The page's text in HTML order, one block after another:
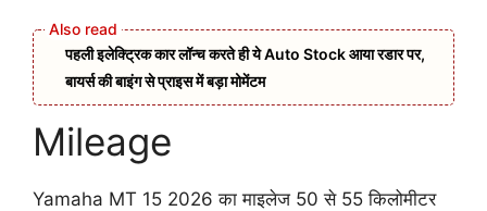
पहली इलेक्ट्रिक कार लॉन्च करते ही ये Auto Stock आया रडार पर,
बायर्स की बाइंग से प्राइस में बड़ा मोमेंटम
Mileage
Yamaha MT 15 2026 का माइलेज 50 से 55 किलोमीटर